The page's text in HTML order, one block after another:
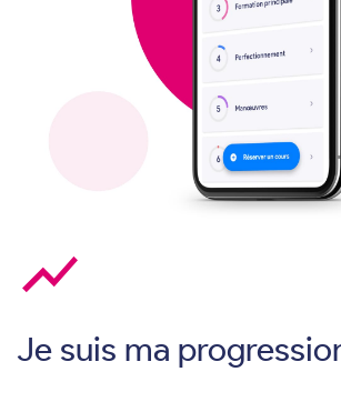
show_chart
Je suis ma